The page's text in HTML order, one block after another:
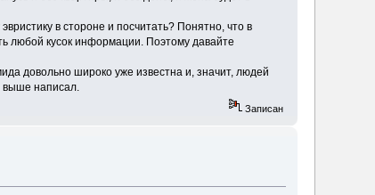
в стороне и посчитать? Понятно, что в
любой кусок информации. Поэтому давайте
довольно широко уже известна и, значит, людей
выше написал.
Записан